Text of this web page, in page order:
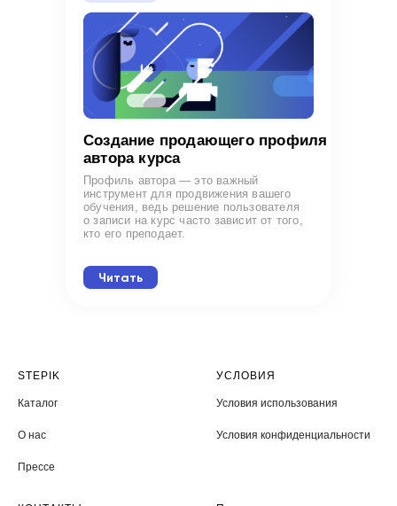
Создание продающего профиля
автора курса
Читать
Профиль автора — это важный
инструмент для продвижения вашего
обучения, ведь решение пользователя
о записи на курс часто зависит от того,
кто его преподает.
STEPIK
Каталог
О нас
Прессе
УСЛОВИЯ
Условия использования
Условия конфиденциальности